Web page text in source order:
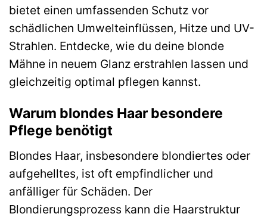
bietet einen umfassenden Schutz vor
schädlichen Umwelteinflüssen, Hitze und UV-
Strahlen. Entdecke, wie du deine blonde
Mähne in neuem Glanz erstrahlen lassen und
gleichzeitig optimal pflegen kannst.
Warum blondes Haar besondere
Pflege benötigt
Blondes Haar, insbesondere blondiertes oder
aufgehelltes, ist oft empfindlicher und
anfälliger für Schäden. Der
Blondierungsprozess kann die Haarstruktur